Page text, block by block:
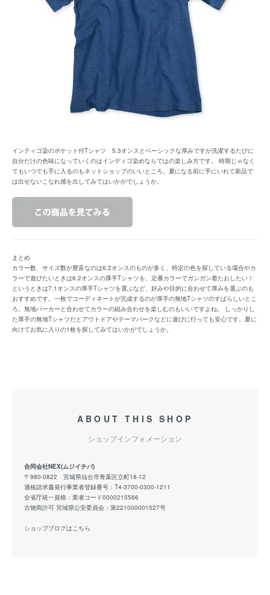
インティゴ染のポケット付Tシャツ 5.3オンスとベーシックな厚みですが洗濯するたびに
自分だけの色味になっていくのはインディゴ染めならではの楽しみ方です。 時期じゃなく
てもいつでも手に入るのもネットショップのいいところ。夏になる前に手にいれて新品で
は出せないこなれ感を出してみてはいかがでしょうか。
まとめ
カラー数、サイズ数が豊富なのは6.2オンスのものが多く、特定の色を探している場合やカ
ラーで遊びたいときは6.2オンスの厚手Tシャツを、定番カラーでガンガン着たおしたい！
というときは7.1オンスの厚手Tシャツを選ぶなど、好みや目的に合わせて厚みを選ぶのも
おすすめです。一枚でコーディネートが完成するのが厚手の無地Tシャツのすばらしいとこ
ろ。無地パーカーと合わせてカラーの組み合わせを楽しむのもいいですよね。 しっかりし
た厚手の無地Tシャツだとアウトドアやテーマパークなどに遊びに行っても安心です。夏に
向けてお気に入りの1枚を探してみてはいかがでしょうか。
ABOUT THIS SHOP
ショップインフォメーション
合同会社NEX(ムジイチバ)
〒980-0822 宮城県仙台市青葉区立町18-12
適格請求書発行事業者登録番号：T4-3700-0300-1211
全省庁統一資格：業者コード0000215566
古物商許可 宮城県公安委員会：第221000001527号
ショップブログはこちら